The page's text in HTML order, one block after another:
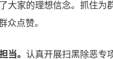
大家的理想信念。抓住为
众点赞。
当。 认真开展扫黑除恶专